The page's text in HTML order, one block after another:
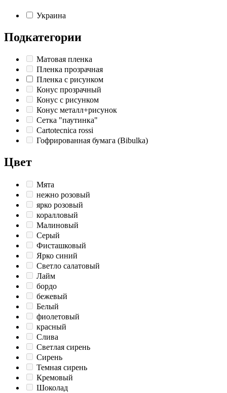
Украина
Подкатегории
Матовая пленка
Пленка прозрачная
Пленка с рисунком
Конус прозрачный
Конус с рисунком
Конус металл+рисунок
Сетка "паутинка"
Cartotecnica rossi
Гофрированная бумага (Bibulka)
Цвет
Мята
нежно розовый
ярко розовый
коралловый
Малиновый
Серый
Фисташковый
Ярко синий
Светло салатовый
Лайм
бордо
бежевый
Белый
фиолетовый
красный
Слива
Светлая сирень
Сирень
Темная сирень
Кремовый
Шоколад